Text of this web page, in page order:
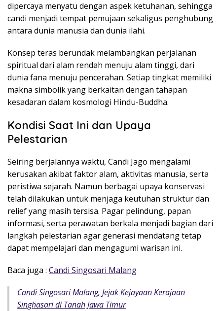
dipercaya menyatu dengan aspek ketuhanan, sehingga
candi menjadi tempat pemujaan sekaligus penghubung
antara dunia manusia dan dunia ilahi.
Konsep teras berundak melambangkan perjalanan
spiritual dari alam rendah menuju alam tinggi, dari
dunia fana menuju pencerahan. Setiap tingkat memiliki
makna simbolik yang berkaitan dengan tahapan
kesadaran dalam kosmologi Hindu-Buddha.
Kondisi Saat Ini dan Upaya
Pelestarian
Seiring berjalannya waktu, Candi Jago mengalami
kerusakan akibat faktor alam, aktivitas manusia, serta
peristiwa sejarah. Namun berbagai upaya konservasi
telah dilakukan untuk menjaga keutuhan struktur dan
relief yang masih tersisa. Pagar pelindung, papan
informasi, serta perawatan berkala menjadi bagian dari
langkah pelestarian agar generasi mendatang tetap
dapat mempelajari dan mengagumi warisan ini.
Baca juga : Candi Singosari Malang
Candi Singosari Malang, Jejak Kejayaan Kerajaan
Singhasari di Tanah Jawa Timur